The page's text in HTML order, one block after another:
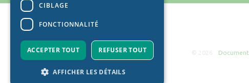
© 2026
CIBLAGE
FONCTIONNALITÉ
ACCEPTER TOUT REFUSER TOUT
AFFICHER LES DÉTAILS